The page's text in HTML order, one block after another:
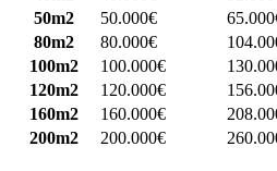
50m2
50.000€
80m2
80.000€
100m2
100.000€
120m2
120.000€
160m2
160.000€
200m2
200.000€